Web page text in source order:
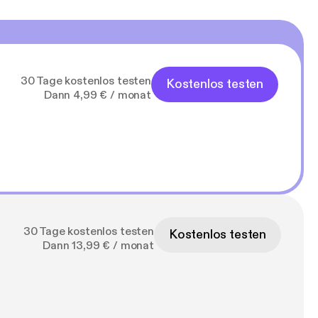
30 Tage kostenlos testen
Dann 4,99 € / monat
Kostenlos testen
30 Tage kostenlos testen
Dann 13,99 € / monat
Kostenlos testen